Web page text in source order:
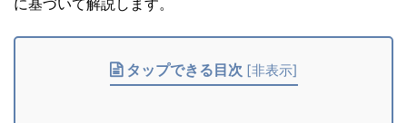
に基づいて解説します。
タップできる目次 [非表示]